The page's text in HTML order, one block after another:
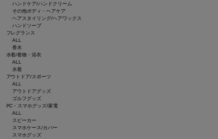
ハンドケア/ハンドクリーム
その他ボディ・ヘアケア
ヘアスタイリング/ヘアワックス
ハンドソープ
フレグランス
ALL
香水
水着/着物・浴衣
ALL
水着
アウトドア/スポーツ
ALL
アウトドアグッズ
ゴルフグッズ
PC・スマホグッズ/家電
ALL
スピーカー
スマホケース/カバー
スマホグッズ